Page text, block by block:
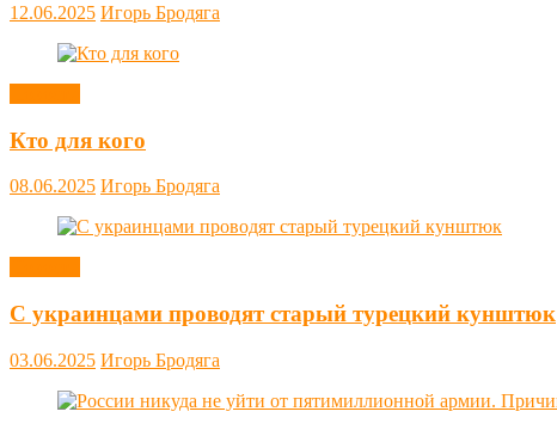
12.06.2025 Игорь Бродяга
Кто для кого
08.06.2025 Игорь Бродяга
С украинцами проводят старый турецкий кунштюк
03.06.2025 Игорь Бродяга